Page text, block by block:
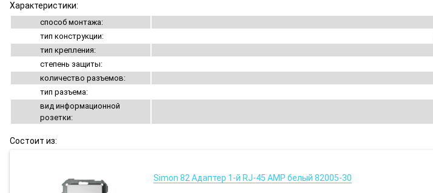
Характеристики:
способ монтажа:
тип конструкции:
тип крепления:
степень защиты:
количество разъемов:
тип разъема:
вид информационной
розетки:
Состоит из:
Simon 82 Адаптер 1-й RJ-45 АМР белый 82005-30